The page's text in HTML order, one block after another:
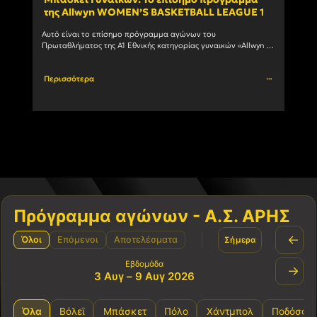
της Allwyn WOMEN’S BASKETBALL LEAGUE 1
Αυτό είναι το επίσημο πρόγραμμα αγώνων του
Πρωταθλήματος της Α1 Εθνικής κατηγορίας γυναικών «Allwyn
Περισσότερα
Πρόγραμμα αγώνων - Α.Σ. ΑΡΗΣ
Όλοι Επόμενοι Αποτελέσματα Σήμερα ←
Εβδομάδα
3 Αυγ – 9 Αυγ 2026 →
Όλα Βόλεϊ Μπάσκετ Πόλο Χάντμπολ